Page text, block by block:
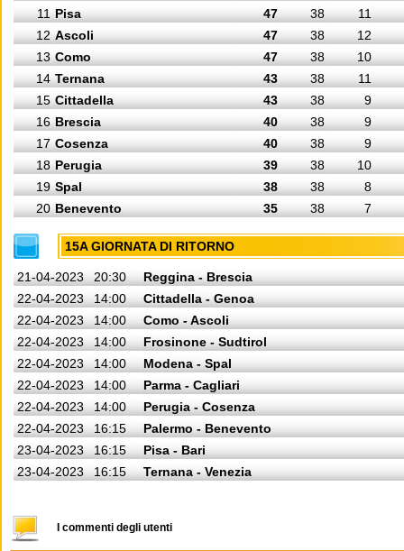
11 Pisa 47 38
11
12 Ascoli 47 38
12
13 Como 47 38
10
14 Ternana 43 38
11
15 Cittadella 43 38
9
16 Brescia 40 38
9
17 Cosenza 40 38
9
18 Perugia 39 38
10
19 Spal 38 38
8
20 Benevento 35 38 7
15A GIORNATA DI RITORNO
21-04-2023 20:30
Reggina - Brescia
22-04-2023
14:00
Cittadella - Genoa
22-04-2023
14:00
Como - Ascoli
22-04-2023
14:00
Frosinone - Sudtirol
22-04-2023
14:00
Modena - Spal
22-04-2023
14:00
Parma - Cagliari
22-04-2023
14:00
Perugia - Cosenza
22-04-2023
16:15
Palermo - Benevento
23-04-2023
16:15
Pisa - Bari
23-04-2023
16:15 Ternana - Venezia
I commenti degli utenti